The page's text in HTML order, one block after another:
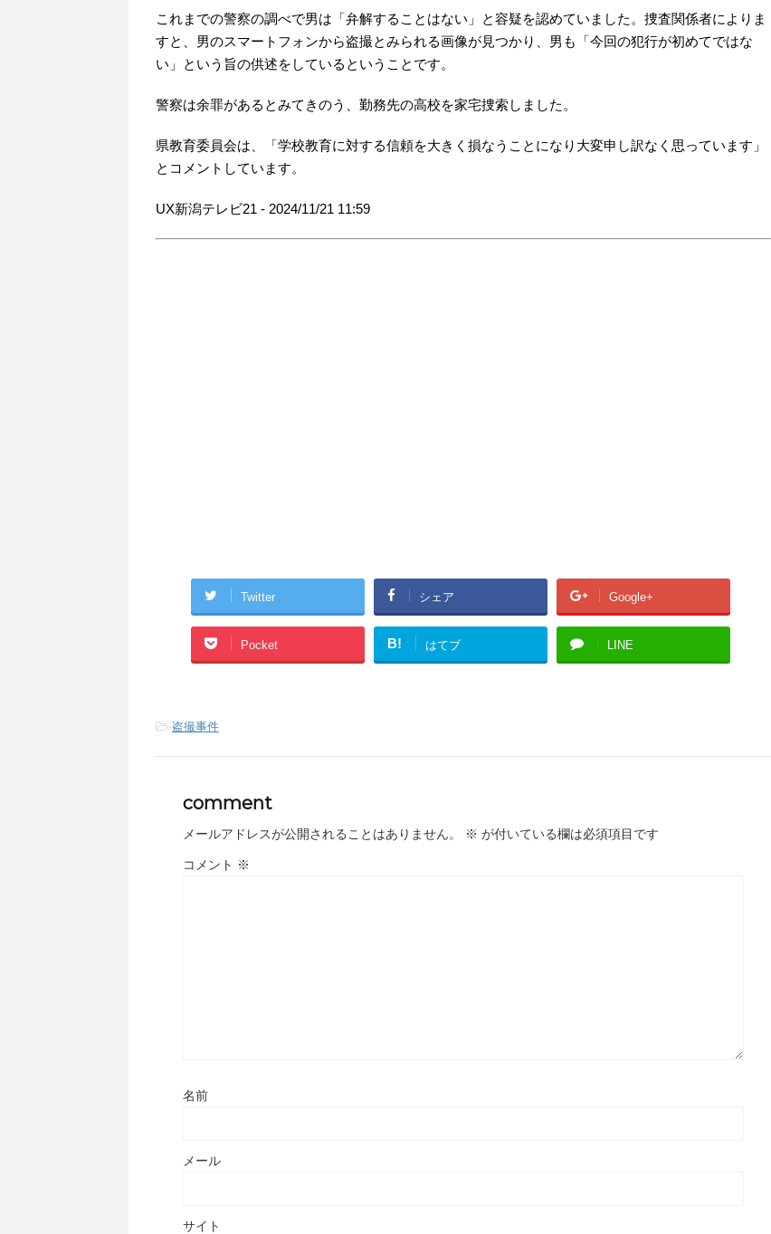
これまでの警察の調べで男は「弁解することはない」と容疑を認めていました。捜査関係者によりま
すと、男のスマートフォンから盗撮とみられる画像が見つかり、男も「今回の犯行が初めてではな
い」という旨の供述をしているということです。
警察は余罪があるとみてきのう、勤務先の高校を家宅捜索しました。
県教育委員会は、「学校教育に対する信頼を大きく損なうことになり大変申し訳なく思っています」
とコメントしています。
UX新潟テレビ21 - 2024/11/21 11:59
Twitter シェア Google+
Pocket B! はてブ LINE
-盗撮事件
comment
メールアドレスが公開されることはありません。 ※ が付いている欄は必須項目です
コメント ※
名前
メール
サイト